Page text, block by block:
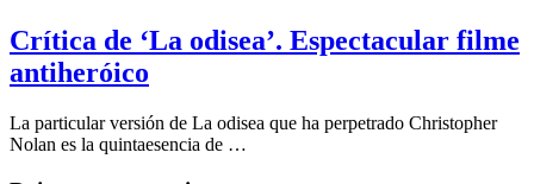
Crítica de ‘La odisea’. Espectacular filme
antiheróico
La particular versión de La odisea que ha perpetrado Christopher
Nolan es la quintaesencia de …